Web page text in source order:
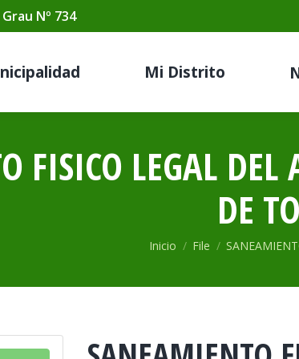
Nº 734
Mi Distrito
FISICO LEGAL DEL
DE
Estás aquí:
Inicio File